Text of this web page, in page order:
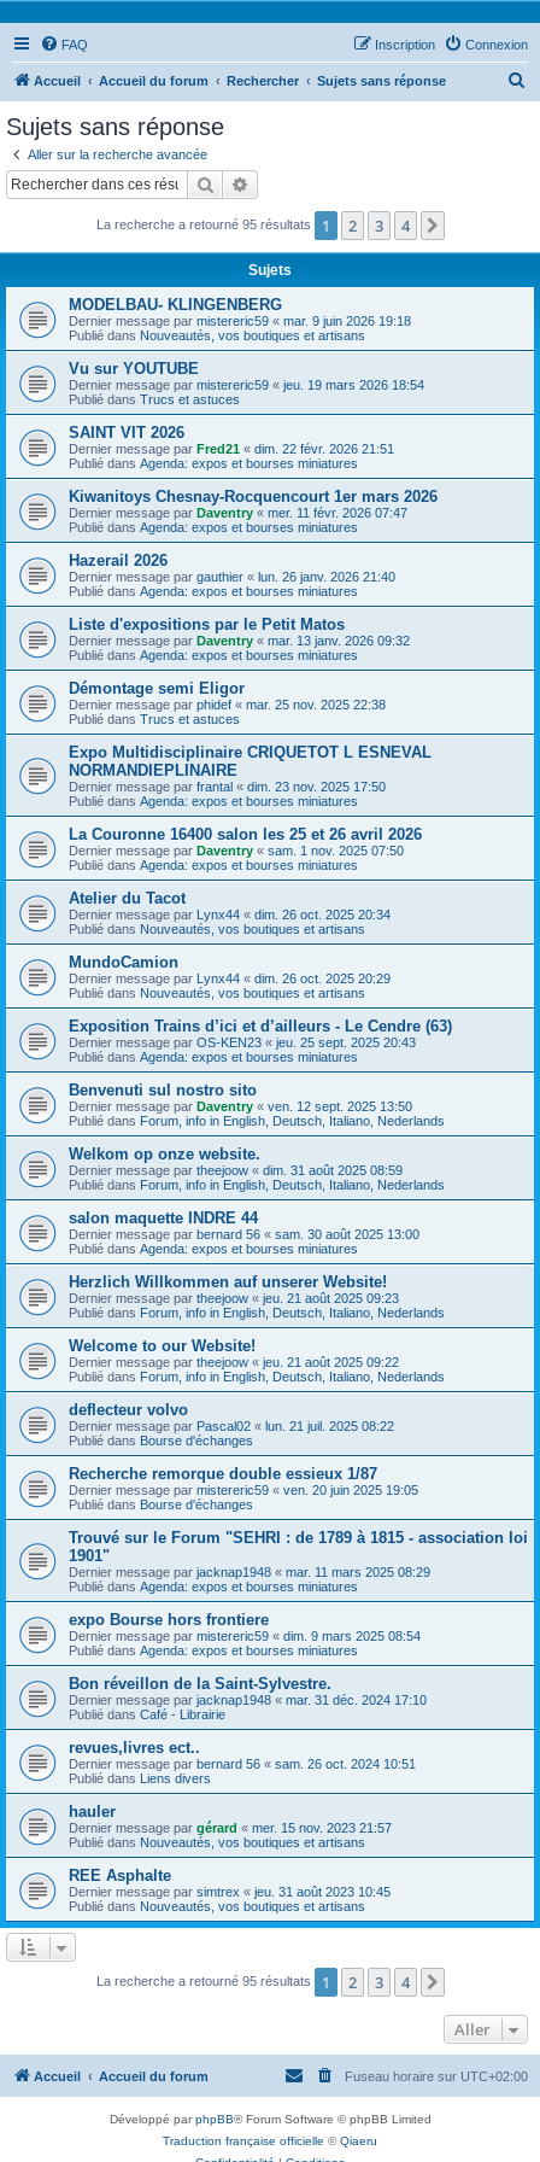
FAQ Connexion
Inscription
Accueil Accueil du forum Rechercher Sujets sans réponse
c
Sujets sans réponse
Aller sur la recherche avancée
Rechercher
La recherche a retourné 95 résultats 1 2 3 4
Sujets
MODELBAU- KLINGENBERG
Dernier message par mistereric59 « mar. 9 juin 2026 19:18
Publié dans Nouveautés, vos boutiques et artisans
Vu sur YOUTUBE
Dernier message par mistereric59 « jeu. 19 mars 2026 18:54
Publié dans Trucs et astuces
SAINT VIT 2026
Dernier message par Fred21 « dim. 22 févr. 2026 21:51
Publié dans Agenda: expos et bourses miniatures
Kiwanitoys Chesnay-Rocquencourt 1er mars 2026
Dernier message par Daventry « mer. 11 févr. 2026 07:47
Publié dans Agenda: expos et bourses miniatures
Hazerail 2026
Dernier message par gauthier « lun. 26 janv. 2026 21:40
Publié dans Agenda: expos et bourses miniatures
Liste d'expositions par le Petit Matos
Dernier message par Daventry « mar. 13 janv. 2026 09:32
Publié dans Agenda: expos et bourses miniatures
Démontage semi Eligor
Dernier message par phidef « mar. 25 nov. 2025 22:38
Publié dans Trucs et astuces
Expo Multidisciplinaire CRIQUETOT L ESNEVAL
NORMANDIEPLINAIRE
Dernier message par frantal « dim. 23 nov. 2025 17:50
Publié dans Agenda: expos et bourses miniatures
La Couronne 16400 salon les 25 et 26 avril 2026
Dernier message par Daventry « sam. 1 nov. 2025 07:50
Publié dans Agenda: expos et bourses miniatures
Atelier du Tacot
Dernier message par Lynx44 « dim. 26 oct. 2025 20:34
Publié dans Nouveautés, vos boutiques et artisans
MundoCamion
Dernier message par Lynx44 « dim. 26 oct. 2025 20:29
Publié dans Nouveautés, vos boutiques et artisans
Exposition Trains d’ici et d’ailleurs - Le Cendre (63)
Dernier message par OS-KEN23 « jeu. 25 sept. 2025 20:43
Publié dans Agenda: expos et bourses miniatures
Benvenuti sul nostro sito
Dernier message par Daventry « ven. 12 sept. 2025 13:50
Publié dans Forum, info in English, Deutsch, Italiano, Nederlands
Welkom op onze website.
Dernier message par theejoow « dim. 31 août 2025 08:59
Publié dans Forum, info in English, Deutsch, Italiano, Nederlands
salon maquette INDRE 44
Dernier message par bernard 56 « sam. 30 août 2025 13:00
Publié dans Agenda: expos et bourses miniatures
Herzlich Willkommen auf unserer Website!
Dernier message par theejoow « jeu. 21 août 2025 09:23
Publié dans Forum, info in English, Deutsch, Italiano, Nederlands
Welcome to our Website!
Dernier message par theejoow « jeu. 21 août 2025 09:22
Publié dans Forum, info in English, Deutsch, Italiano, Nederlands
deflecteur volvo
Dernier message par Pascal02 « lun. 21 juil. 2025 08:22
Publié dans Bourse d'échanges
Recherche remorque double essieux 1/87
Dernier message par mistereric59 « ven. 20 juin 2025 19:05
Publié dans Bourse d'échanges
Trouvé sur le Forum "SEHRI : de 1789 à 1815 - association loi
1901"
Dernier message par jacknap1948 « mar. 11 mars 2025 08:29
Publié dans Agenda: expos et bourses miniatures
expo Bourse hors frontiere
Dernier message par mistereric59 « dim. 9 mars 2025 08:54
Publié dans Agenda: expos et bourses miniatures
Bon réveillon de la Saint-Sylvestre.
Dernier message par jacknap1948 « mar. 31 déc. 2024 17:10
Publié dans Café - Librairie
revues,livres ect..
Dernier message par bernard 56 « sam. 26 oct. 2024 10:51
Publié dans Liens divers
hauler
Dernier message par gérard « mer. 15 nov. 2023 21:57
Publié dans Nouveautés, vos boutiques et artisans
REE Asphalte
Dernier message par simtrex « jeu. 31 août 2023 10:45
Publié dans Nouveautés, vos boutiques et artisans
La recherche a retourné 95 résultats 1 2 3 4
Aller
Accueil Accueil du forum Fuseau horaire sur UTC+02:00
Développé parphpBB® Forum Software © phpBB Limited
Traduction française officielle ©Qiaeru